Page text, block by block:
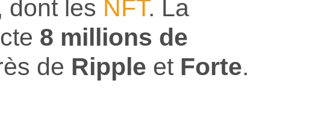
dont les NFT. La
8 millions de
de Ripple et Forte.